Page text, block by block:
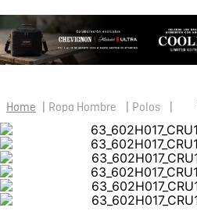
Ropa Hombre Polos